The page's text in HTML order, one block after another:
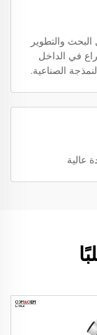
البحث والتطوير
في الداخل
الصناعية.
عالية